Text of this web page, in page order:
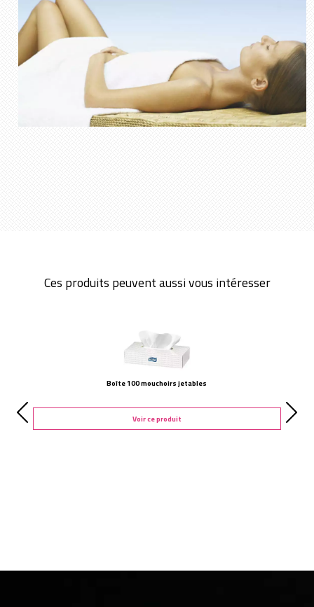
Ces produits peuvent aussi vous intéresser
Boîte 100 mouchoirs jetables
Voir ce produit